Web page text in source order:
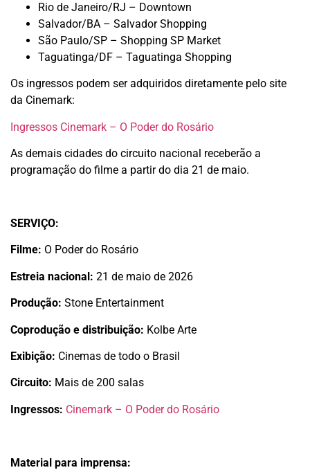
Rio de Janeiro/RJ – Downtown
Salvador/BA – Salvador Shopping
São Paulo/SP – Shopping SP Market
Taguatinga/DF – Taguatinga Shopping
Os ingressos podem ser adquiridos diretamente pelo site
da Cinemark:
Ingressos Cinemark – O Poder do Rosário
As demais cidades do circuito nacional receberão a
programação do filme a partir do dia 21 de maio.
SERVIÇO:
Filme: O Poder do Rosário
Estreia nacional: 21 de maio de 2026
Produção: Stone Entertainment
Coprodução e distribuição: Kolbe Arte
Exibição: Cinemas de todo o Brasil
Circuito: Mais de 200 salas
Ingressos: Cinemark – O Poder do Rosário
Material para imprensa: